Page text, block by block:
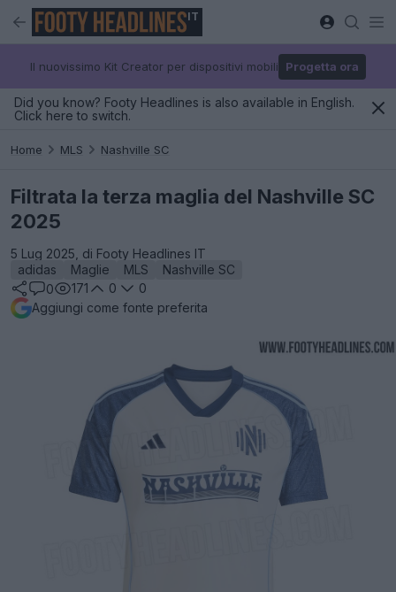
IT
Il nuovissimo Kit Creator per dispositivi mobili Progetta ora
Did you know? Footy Headlines is also available in English.
Click here to switch.
Home MLS Nashville SC
Filtrata la terza maglia del Nashville SC
2025
5 Lug 2025, di Footy Headlines IT
adidas
Maglie MLS
Nashville SC
0
171 0
0
Aggiungi come fonte preferita